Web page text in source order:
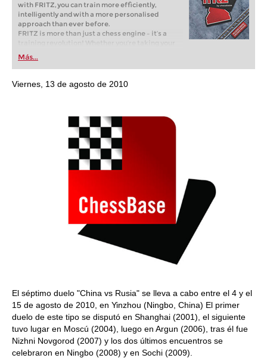
with FRITZ, you can train more efficiently,
intelligently and with a more personalised
approach than ever before.
FRITZ is more than just a chess engine – it’s a
training revolution! Whether you’re taking your
first steps into the world of club chess, or already
playing at a tournament level: with FRITZ, you can
train more efficiently, intelligently and with a
more personalised approach than ever before.
Más...
Viernes, 13 de agosto de 2010
El séptimo duelo "China vs Rusia" se lleva a cabo entre el 4 y el
15 de agosto de 2010, en Yinzhou (Ningbo, China) El primer
duelo de este tipo se disputó en Shanghai (2001), el siguiente
tuvo lugar en Moscú (2004), luego en Argun (2006), tras él fue
Nizhni Novgorod (2007) y los dos últimos encuentros se
celebraron en Ningbo (2008) y en Sochi (2009).